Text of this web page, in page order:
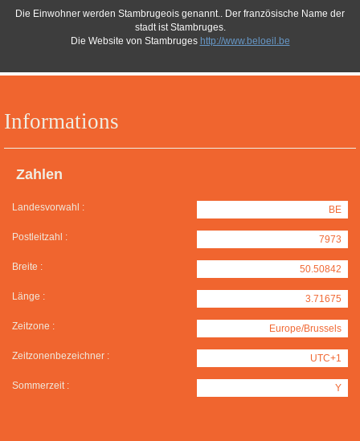
Informations
Zahlen
Landesvorwahl : BE
Postleitzahl : 7973
Breite : 50.50842
Länge : 3.71675
Zeitzone : Europe/Brussels
Zeitzonenbezeichner : UTC+1
Sommerzeit : Y
Die Einwohner werden Stambrugeois genannt.. Der französische Name der
stadt ist Stambruges.
Die Website von Stambruges http://www.beloeil.be